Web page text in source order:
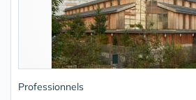
Professionnels